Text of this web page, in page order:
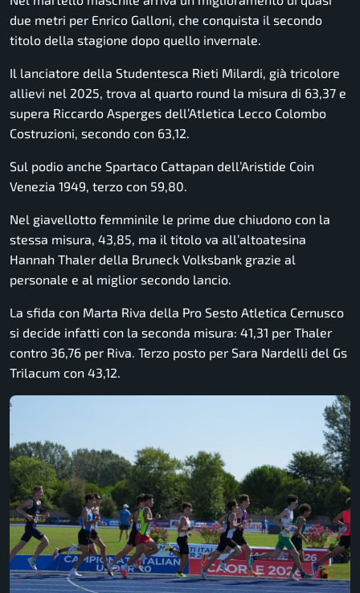
due metri per Enrico Galloni, che conquista il secondo
titolo della stagione dopo quello invernale.
Il lanciatore della Studentesca Rieti Milardi, già tricolore
allievi nel 2025, trova al quarto round la misura di 63,37 e
supera Riccardo Asperges dell’Atletica Lecco Colombo
Costruzioni, secondo con 63,12.
Sul podio anche Spartaco Cattapan dell’Aristide Coin
Venezia 1949, terzo con 59,80.
Nel giavellotto femminile le prime due chiudono con la
stessa misura, 43,85, ma il titolo va all’altoatesina
Hannah Thaler della Bruneck Volksbank grazie al
personale e al miglior secondo lancio.
La sfida con Marta Riva della Pro Sesto Atletica Cernusco
si decide infatti con la seconda misura: 41,31 per Thaler
contro 36,76 per Riva. Terzo posto per Sara Nardelli del Gs
Trilacum con 43,12.